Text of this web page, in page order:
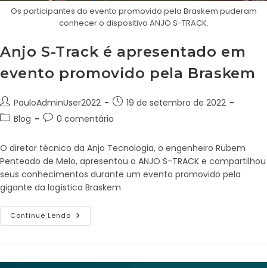
Os participantes do evento promovido pela Braskem puderam
conhecer o dispositivo ANJO S-TRACK.
Anjo S-Track é apresentado em
evento promovido pela Braskem
PauloAdminUser2022
19 de setembro de 2022
Blog
0 comentário
O diretor técnico da Anjo Tecnologia, o engenheiro Rubem
Penteado de Melo, apresentou o ANJO S-TRACK e compartilhou
seus conhecimentos durante um evento promovido pela
gigante da logística Braskem
Continue Lendo